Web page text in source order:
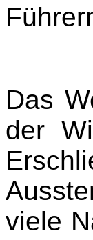
Das
der
viele